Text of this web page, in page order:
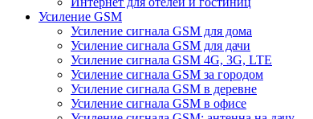
Усиление GSM
Усиление сигнала GSM для дома
Усиление сигнала GSM для дачи
Усиление сигнала GSM 4G, 3G, LTE
Усиление сигнала GSM за городом
Усиление сигнала GSM в деревне
Усиление сигнала GSM в офисе